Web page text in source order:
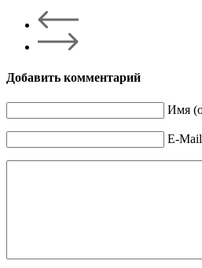
Добавить комментарий
Имя
E-Mail